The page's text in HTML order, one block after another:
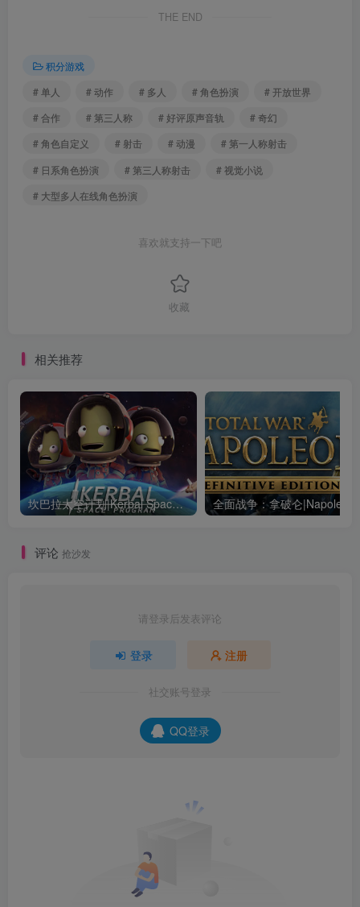
THE END
积分游戏
# 单人
# 动作 # 多人 # 角色扮演
# 开放世界
# 合作
# 第三人称 # 好评原声音轨
# 奇幻
# 角色自定义
# 射击 # 动漫
# 第一人称射击
# 日系角色扮演
# 第三人称射击
# 视觉小说
# 大型多人在线角色扮演
喜欢就支持一下吧
收藏
相关推荐
坎巴拉太空计划|Kerbal Space Program|1.12.5.3190|整合全DLC
评论 抢沙发
请登录后发表评论
登录 注册
社交账号登录
QQ登录